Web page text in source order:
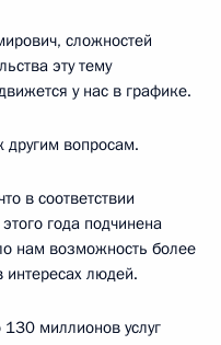
сложностей
эту тему
у нас в графике.
другим вопросам.
в соответствии
года подчинена
нам возможность более
людей.
миллионов услуг